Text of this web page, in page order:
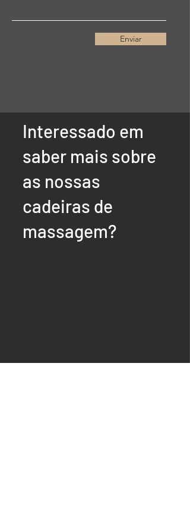
Enviar
Interessado em
saber mais sobre
as nossas
cadeiras de
massagem?